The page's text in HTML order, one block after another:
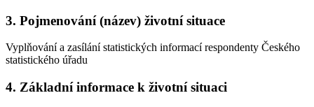
3. Pojmenování (název) životní situace
Vyplňování a zasílání statistických informací respondenty Českého
statistického úřadu
4. Základní informace k životní situaci